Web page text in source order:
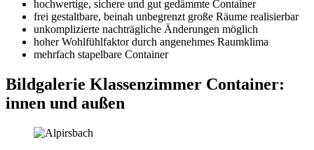
hochwertige, sichere und gut gedämmte Container
frei gestaltbare, beinah unbegrenzt große Räume realisierbar
unkomplizierte nachträgliche Änderungen möglich
hoher Wohlfühlfaktor durch angenehmes Raumklima
mehrfach stapelbare Container
Bildgalerie Klassenzimmer Container:
innen und außen